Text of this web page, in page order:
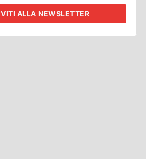
ALLA NEWSLETTER